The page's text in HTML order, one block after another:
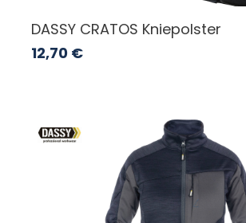
DASSY CRATOS Kniepolster
12,70 €